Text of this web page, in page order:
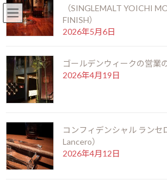
北新地店
コ
ン
ツ
へ
ッ
プ
ナ
ー
シ
ョ
移
動
お知らせ
HOME
お知らせ
季のTEA 京都ドライジン（KI NO TEA KYOTO DRY
季のTEA 京都ドライ
（SINGLEMALT YOICHI
FINISH）
2026年5月6日
ゴールデンウィークの営業
2026年4月19日
コンフィデンシャル ラン
Lancero）
2026年4月12日